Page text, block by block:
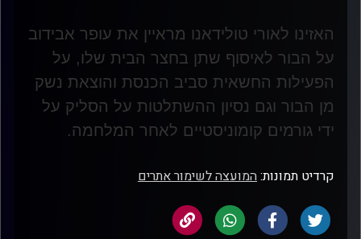
האזינו לאורי טולידאנו מראיין את עופר אבידוב
על הבור לאיסוף שתן בחצר הבית שלו, על
הפעילות החשאית סביב הכנסת והוצאת נשק
מן הבור וגם נסיון ההשתלטות על הסליק על
ידי גורמים קומוניסטיים לאחר המלחמה.
קרדיט תמונות:המועצה לשימור אתרים